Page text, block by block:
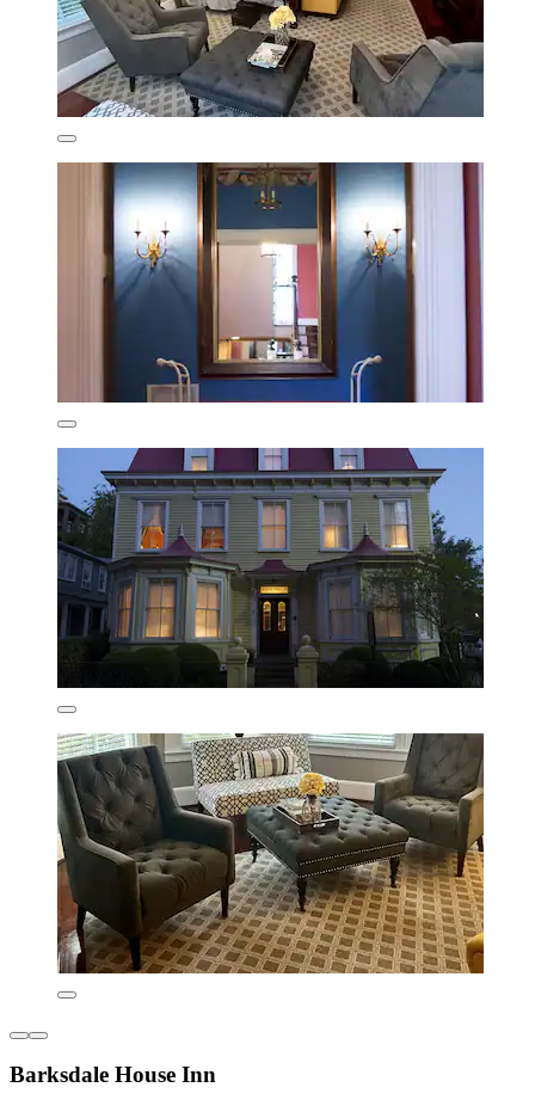
Barksdale House Inn